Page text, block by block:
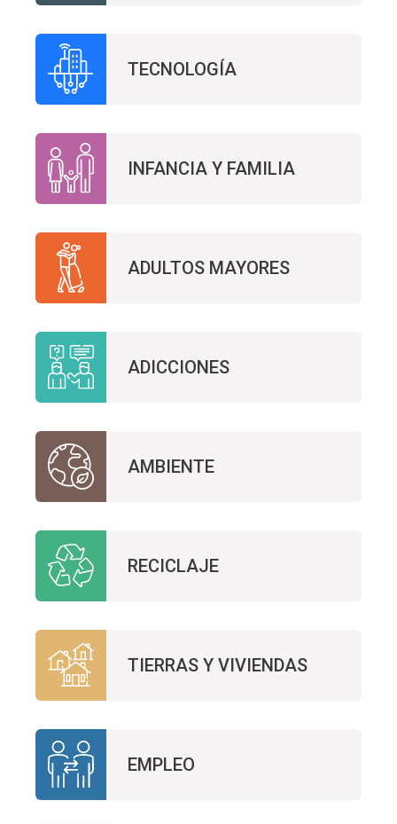
TECNOLOGÍA
INFANCIA Y FAMILIA
ADULTOS MAYORES
ADICCIONES
AMBIENTE
RECICLAJE
TIERRAS Y VIVIENDAS
EMPLEO